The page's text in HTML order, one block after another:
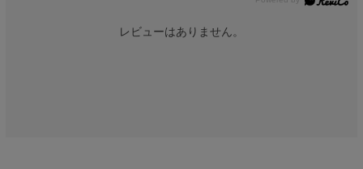
レビューはありません。